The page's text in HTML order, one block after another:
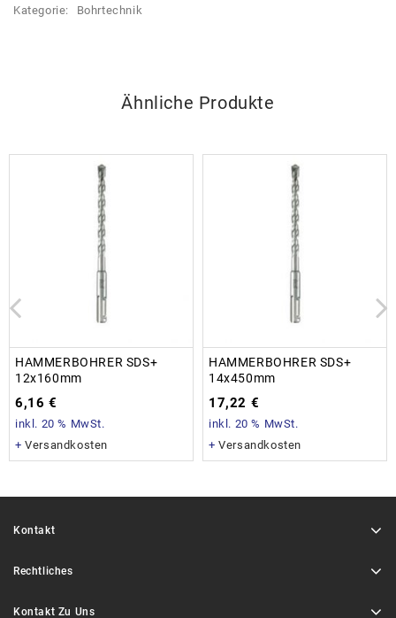
Kategorie:
Bohrtechnik
Ähnliche Produkte
HAMMERBOHRER SDS+
12x160mm
6,16 €
inkl. 20 % MwSt.
+Versandkosten
HAMMERBOHRER SDS+
14x450mm
17,22 €
inkl. 20 % MwSt.
+Versandkosten
Kontakt
Rechtliches
Kontakt Zu Uns